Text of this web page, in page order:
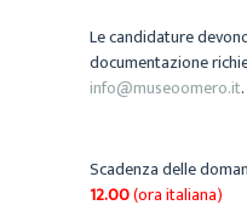
Le candidature
documentazione
info@museoomero.it.
Scadenza delle
12.00(ora italiana)